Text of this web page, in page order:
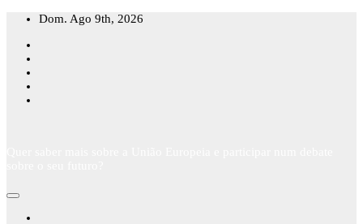
Skip
content
Dom. Ago 9th, 2026